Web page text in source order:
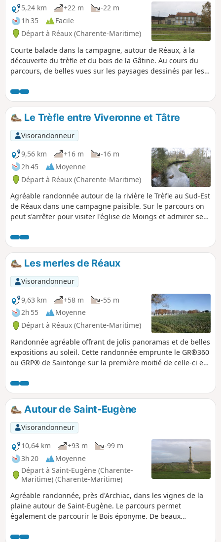
5,24 km +22 m
-22 m
1h 35
Facile
Départ à Réaux (Charente-Maritime)
Courte balade dans la campagne, autour de Réaux, à la
découverte du trèfle et du bois de la Gâtine. Au cours du
parcours, de belles vues sur les paysages dessinés par les
surprises du patrimoine bâti ancien, dont le château de
Réaux.
Le Trèfle entre Viveronne et Tâtre
Visorandonneur
9,56 km
+16 m
-16 m
2h 45
Moyenne
Départ à Réaux (Charente-Maritime)
Agréable randonnée autour de la rivière le Trèfle au Sud-Est
de Réaux dans une campagne paisible. Sur le parcours on
peut s'arrêter pour visiter l'église de Moings et admirer ses
Les merles de Réaux
Visorandonneur
9,63 km
+58 m
-55 m
2h 55
Moyenne
Départ à Réaux (Charente-Maritime)
Randonnée agréable offrant de jolis panoramas et de belles
expositions au soleil. Cette randonnée emprunte le GR®360
ou GRP® de Saintonge sur la première moitié de celle-ci et
Autour de Saint-Eugène
Visorandonneur
10,64 km
+93 m
-99 m
3h 20
Moyenne
Départ à Saint-Eugène (Charente-
Maritime) (Charente-Maritime)
Agréable randonnée, près d'Archiac, dans les vignes de la
plaine autour de Saint-Eugène. Le parcours permet
également de parcourir le Bois éponyme. De beaux
balade.